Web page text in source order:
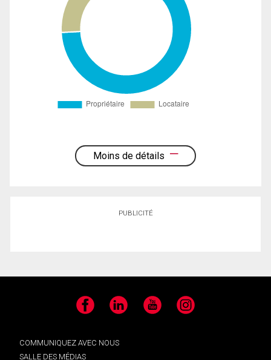
Moins de détails
PUBLICITÉ
Facebook LinkedIn YouTube Instagram
COMMUNIQUEZ AVEC NOUS
SALLE DES MÉDIAS